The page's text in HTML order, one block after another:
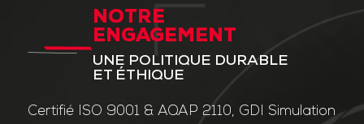
NOTRE
ENGAGEMENT
UNE POLITIQUE DURABLE
ET ÉTHIQUE
Certifié ISO 9001 & AQAP 2110, GDI Simulation